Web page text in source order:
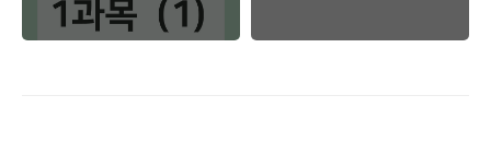
목 요약] I.빅데이터 분
석 기획 - 요약 (1)